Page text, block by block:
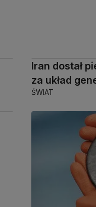
Iran dostał
za układ
ŚWIAT